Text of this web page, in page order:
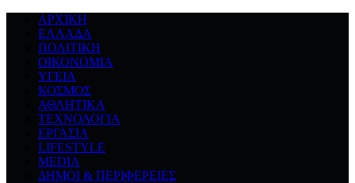
ΑΡΧΙΚΉ
ΕΛΛΆΔΑ
ΠΟΛΙΤΙΚΉ
ΟΙΚΟΝΟΜΊΑ
ΥΓΕΊΑ
ΚΌΣΜΟΣ
ΑΘΛΗΤΙΚΆ
ΤΕΧΝΟΛΟΓΙΆ
ΕΡΓΑΣΊΑ
LIFESTYLE
MEDIA
ΔΉΜΟΙ & ΠΕΡΙΦΈΡΕΙΕΣ